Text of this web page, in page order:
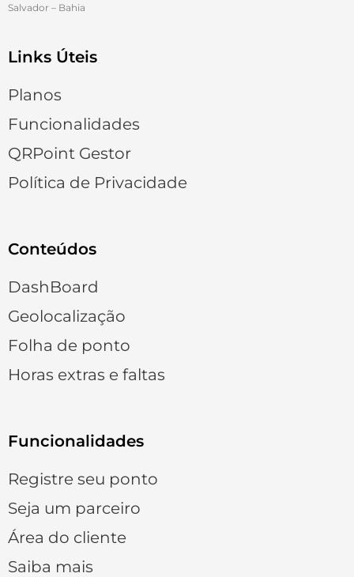
Salvador – Bahia
Links Úteis
Planos
Funcionalidades
QRPoint Gestor
Política de Privacidade
Conteúdos
DashBoard
Geolocalização
Folha de ponto
Horas extras e faltas
Funcionalidades
Registre seu ponto
Seja um parceiro
Área do cliente
Saiba mais